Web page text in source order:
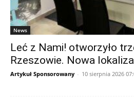
News
Leć z Nami! otworzyło
Rzeszowie. Nowa
Artykuł Sponsorowany - 10 sierpnia 2026